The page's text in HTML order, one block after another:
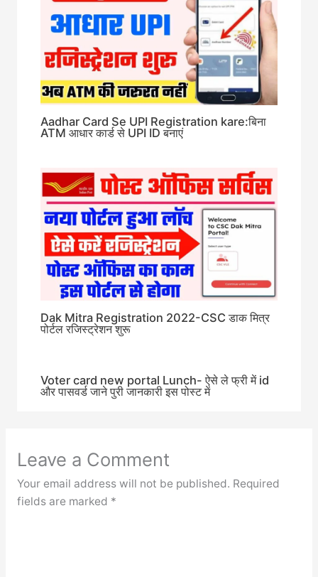
Aadhar Card Se UPI Registration kare:बिना
ATM आधार कार्ड से UPI ID बनाएं
Dak Mitra Registration 2022-CSC डाक मित्र
पोर्टल रजिस्ट्रेशन शुरू
Voter card new portal Lunch- ऐसे ले फ्री में id
और पासवर्ड जाने पुरी जानकारी इस पोस्ट में
Leave a Comment
Your email address will not be published. Required
fields are marked *